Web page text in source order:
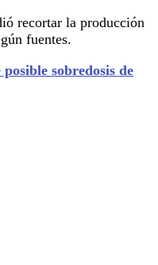
recortar la producción
fuentes.
sobredosis de